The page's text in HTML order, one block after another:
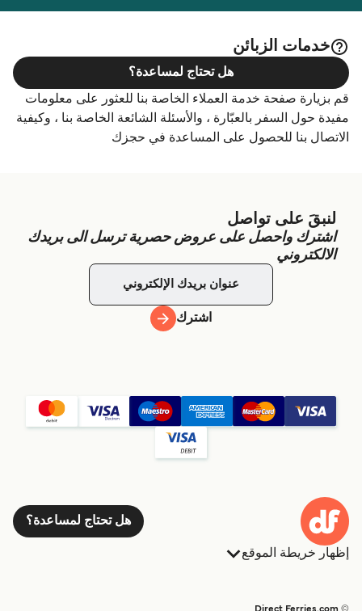
خدمات الزبائن
قم بزيارة صفحة خدمة العملاء الخاصة بنا للعثور على معلومات
مفيدة حول السفر بالعبّارة ، والأسئلة الشائعة الخاصة بنا ، وكيفية
الاتصال بنا للحصول على المساعدة في حجزك
هل تحتاج لمساعدة؟
لنبقَ على تواصل
اشترك واحصل على عروض حصرية ترسل الى بريدك
الالكتروني
اشترك
هل تحتاج لمساعدة؟
إظهار خريطة الموقع
البلدان
© Direct Ferries.com